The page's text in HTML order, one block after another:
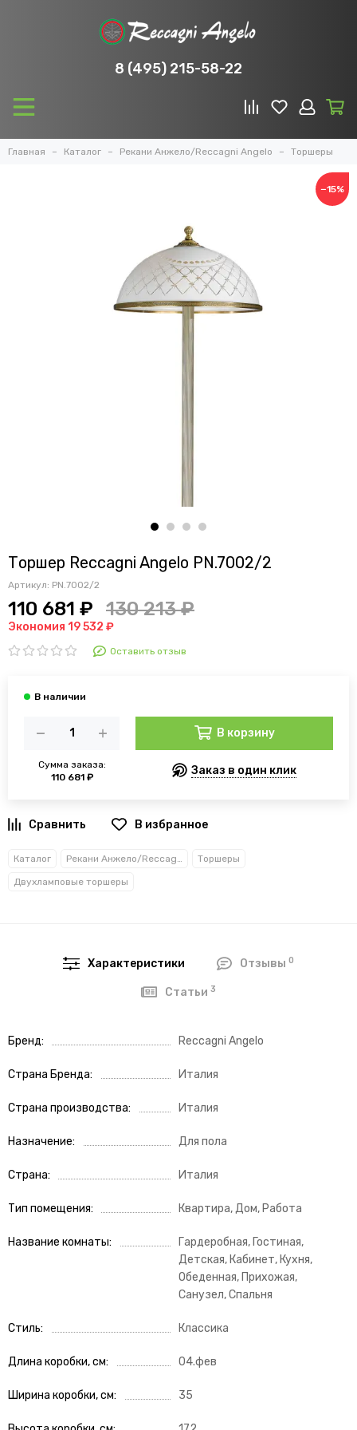
8 (495) 215-58-22
Главная Каталог Рекани Анжело/Reccagni Angelo Торшеры
−15%
Торшер Reccagni Angelo PN.7002/2
Артикул: PN.7002/2
110 681 ₽ 130 213 ₽
Экономия 19 532 ₽
Оставить отзыв
Сумма заказа:
110 681 ₽
В корзину
Заказ в один клик
В избранное
Каталог Рекани Анжело/Reccagni Angelo Торшеры
Двухламповые торшеры
Характеристики Отзывы 0
Статьи3
Бренд Reccagni Angelo
Страна Бренда Италия
Страна производства Италия
Назначение Для пола
Страна Италия
Тип помещения Квартира, Дом, Работа
Название комнаты
Гардеробная, Гостиная,
Детская, Кабинет, Кухня,
Обеденная, Прихожая,
Санузел, Спальня
Стиль Классика
Длина коробки, см 04.фев
Ширина коробки, см 35